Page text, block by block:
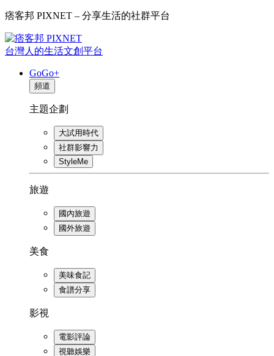
痞客邦 PIXNET – 分享生活的社群平台
台灣人的生活文創平台
GoGo+
頻道
主題企劃
大試用時代
社群影響力
StyleMe
旅遊
國內旅遊
國外旅遊
美食
美味食記
食譜分享
影視
電影評論
視聽娛樂